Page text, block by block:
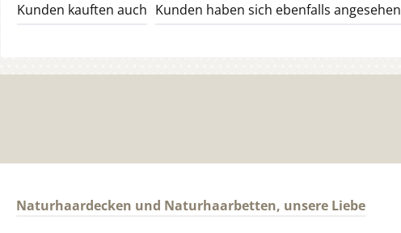
Kunden kauften auch Kunden haben sich ebenfalls angesehen
Naturhaardecken und Naturhaarbetten, unsere Liebe